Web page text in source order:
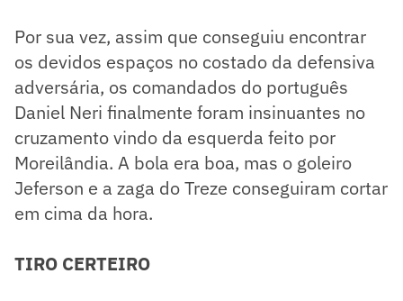
Por sua vez, assim que conseguiu encontrar
os devidos espaços no costado da defensiva
adversária, os comandados do português
Daniel Neri finalmente foram insinuantes no
cruzamento vindo da esquerda feito por
Moreilândia. A bola era boa, mas o goleiro
Jeferson e a zaga do Treze conseguiram cortar
em cima da hora.
TIRO CERTEIRO